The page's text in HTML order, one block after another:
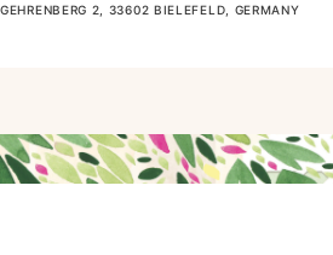
GEHRENBERG 2, 33602 BIELEFELD, GERMANY